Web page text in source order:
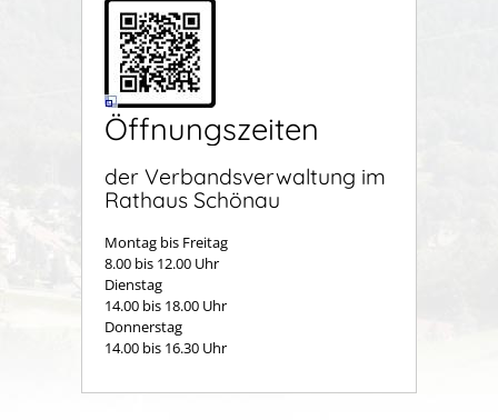
Öffnungszeiten
der Verbandsverwaltung im
Rathaus Schönau
Montag bis Freitag
8.00 bis 12.00 Uhr
Dienstag
14.00 bis 18.00 Uhr
Donnerstag
14.00 bis 16.30 Uhr